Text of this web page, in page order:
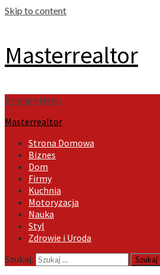
Skip to content
Masterrealtor
Primary Menu
Masterrealtor
Strona Domowa
Biznes
Dom
Firmy
Kuchnia
Motoryzacja
Nauka
Styl
Zdrowie i Uroda
Szukaj: